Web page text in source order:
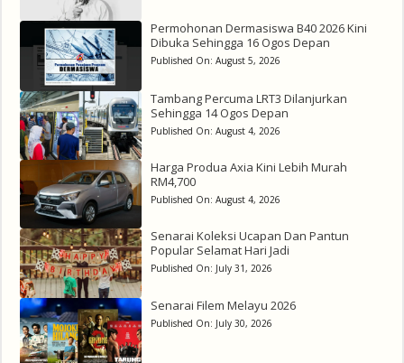
Permohonan Dermasiswa B40 2026 Kini
Dibuka Sehingga 16 Ogos Depan
Published On: August 5, 2026
Tambang Percuma LRT3 Dilanjurkan
Sehingga 14 Ogos Depan
Published On: August 4, 2026
Harga Produa Axia Kini Lebih Murah
RM4,700
Published On: August 4, 2026
Senarai Koleksi Ucapan Dan Pantun
Popular Selamat Hari Jadi
Published On: July 31, 2026
Senarai Filem Melayu 2026
Published On: July 30, 2026